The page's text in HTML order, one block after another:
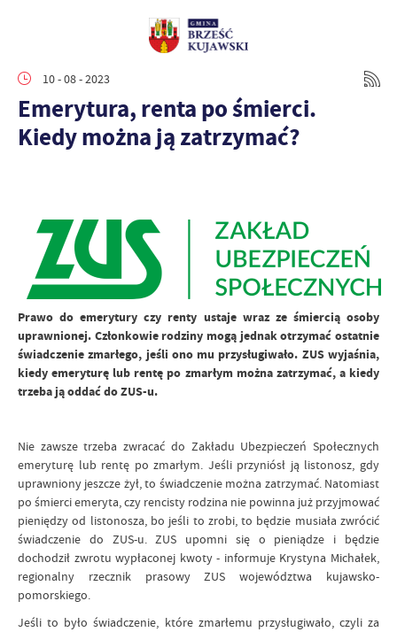
10 - 08 - 2023
Emerytura, renta po śmierci.
Kiedy można ją zatrzymać?
Prawo do emerytury czy renty ustaje wraz ze śmiercią osoby
uprawnionej. Członkowie rodziny mogą jednak otrzymać ostatnie
świadczenie zmarłego, jeśli ono mu przysługiwało. ZUS wyjaśnia,
kiedy emeryturę lub rentę po zmarłym można zatrzymać, a kiedy
trzeba ją oddać do ZUS-u.
Nie zawsze trzeba zwracać do Zakładu Ubezpieczeń Społecznych
emeryturę lub rentę po zmarłym. Jeśli przyniósł ją listonosz, gdy
uprawniony jeszcze żył, to świadczenie można zatrzymać. Natomiast
po śmierci emeryta, czy rencisty rodzina nie powinna już przyjmować
pieniędzy od listonosza, bo jeśli to zrobi, to będzie musiała zwrócić
świadczenie do ZUS-u. ZUS upomni się o pieniądze i będzie
dochodził zwrotu wypłaconej kwoty - informuje Krystyna Michałek,
regionalny rzecznik prasowy ZUS województwa kujawsko-
pomorskiego.
Jeśli to było świadczenie, które zmarłemu przysługiwało, czyli za